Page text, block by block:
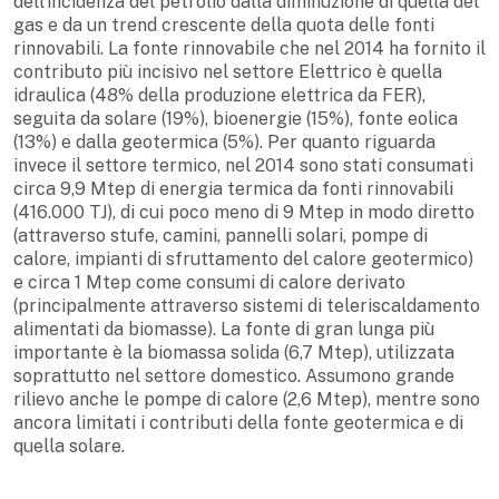
gas e da un trend crescente della quota delle fonti
rinnovabili. La fonte rinnovabile che nel 2014 ha fornito il
contributo più incisivo nel settore Elettrico è quella
idraulica (48% della produzione elettrica da FER),
seguita da solare (19%), bioenergie (15%), fonte eolica
(13%) e dalla geotermica (5%). Per quanto riguarda
invece il settore termico, nel 2014 sono stati consumati
circa 9,9 Mtep di energia termica da fonti rinnovabili
(416.000 TJ), di cui poco meno di 9 Mtep in modo diretto
(attraverso stufe, camini, pannelli solari, pompe di
calore, impianti di sfruttamento del calore geotermico)
e circa 1 Mtep come consumi di calore derivato
(principalmente attraverso sistemi di teleriscaldamento
alimentati da biomasse). La fonte di gran lunga più
importante è la biomassa solida (6,7 Mtep), utilizzata
soprattutto nel settore domestico. Assumono grande
rilievo anche le pompe di calore (2,6 Mtep), mentre sono
ancora limitati i contributi della fonte geotermica e di
quella solare.